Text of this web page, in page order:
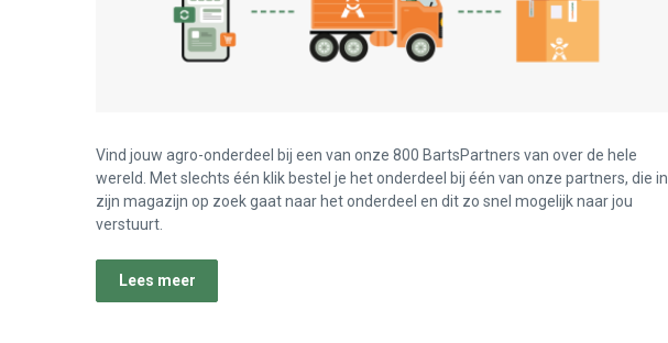
Vind jouw agro-onderdeel bij een van onze 800 BartsPartners van over de hele
wereld. Met slechts één klik bestel je het onderdeel bij één van onze partners, die in
zijn magazijn op zoek gaat naar het onderdeel en dit zo snel mogelijk naar jou
verstuurt.
Lees meer